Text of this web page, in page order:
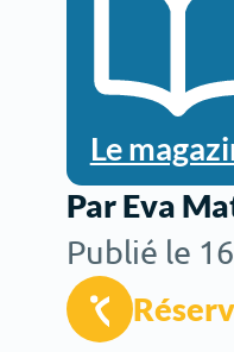
Le
cette
Par Eva
Publié le